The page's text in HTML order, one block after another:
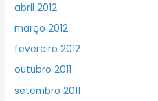
abril 2012
março 2012
fevereiro 2012
outubro 2011
setembro 2011